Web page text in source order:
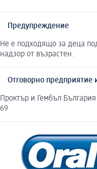
Предупреждение
Не е подходящо за деца
надзор от възрастен.
Отговорно предприятие
Проктър и Гембъл
69